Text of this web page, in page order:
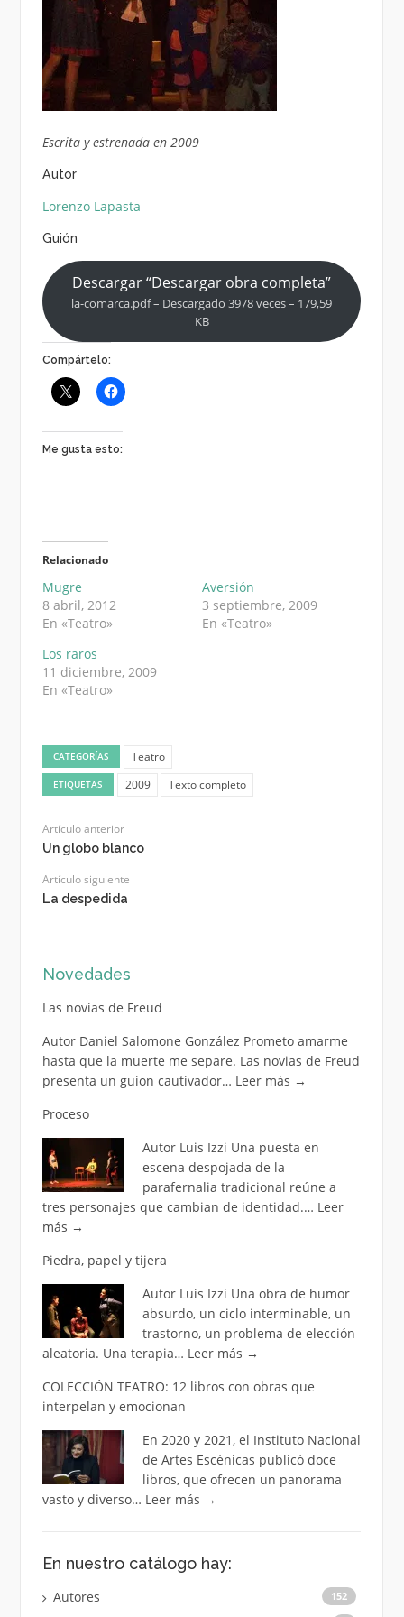
Escrita y estrenada en 2009
Autor
Lorenzo Lapasta
Guión
Descargar “Descargar obra completa”
la-comarca.pdf – Descargado 3978 veces – 179,59
KB
Compártelo:
Me gusta esto:
Relacionado
Mugre
8 abril, 2012
En «Teatro»
Aversión
3 septiembre, 2009
En «Teatro»
Los raros
11 diciembre, 2009
En «Teatro»
CATEGORÍAS Teatro
ETIQUETAS 2009 Texto completo
Artículo anterior
Un globo blanco
Artículo siguiente
La despedida
Novedades
Las novias de Freud
Autor Daniel Salomone González Prometo amarme
hasta que la muerte me separe. Las novias de Freud
presenta un guion cautivador… Leer más →
Proceso
Autor Luis Izzi Una puesta en
escena despojada de la
parafernalia tradicional reúne a
tres personajes que cambian de identidad.… Leer
más →
Piedra, papel y tijera
Autor Luis Izzi Una obra de humor
absurdo, un ciclo interminable, un
trastorno, un problema de elección
aleatoria. Una terapia… Leer más →
COLECCIÓN TEATRO: 12 libros con obras que
interpelan y emocionan
En 2020 y 2021, el Instituto Nacional
de Artes Escénicas publicó doce
libros, que ofrecen un panorama
vasto y diverso… Leer más →
En nuestro catálogo hay:
Autores 152